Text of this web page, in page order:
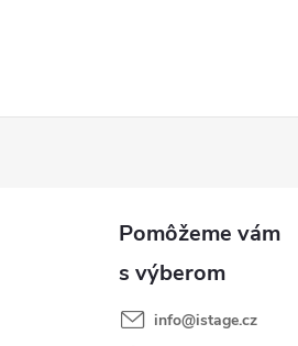
info@istage.cz